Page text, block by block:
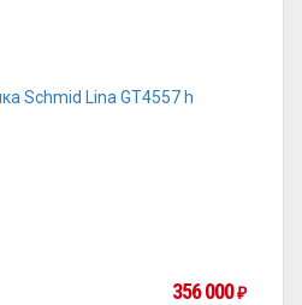
356 000 ₽